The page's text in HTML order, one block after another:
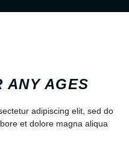
ANY AGES
adipiscing elit, sed do
et dolore magna aliqua